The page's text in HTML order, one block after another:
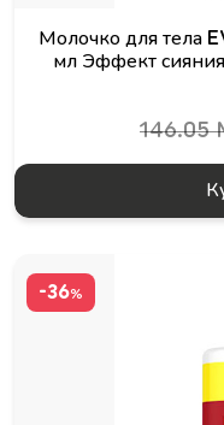
Молочко для тела
мл Эффект сияния
146.05
-36%